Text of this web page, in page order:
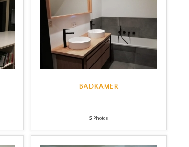
BADKAMER
5Photos